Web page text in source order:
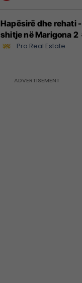
Hapësirë dhe rehati
shitje në Marigona 2
Pro Real Estate